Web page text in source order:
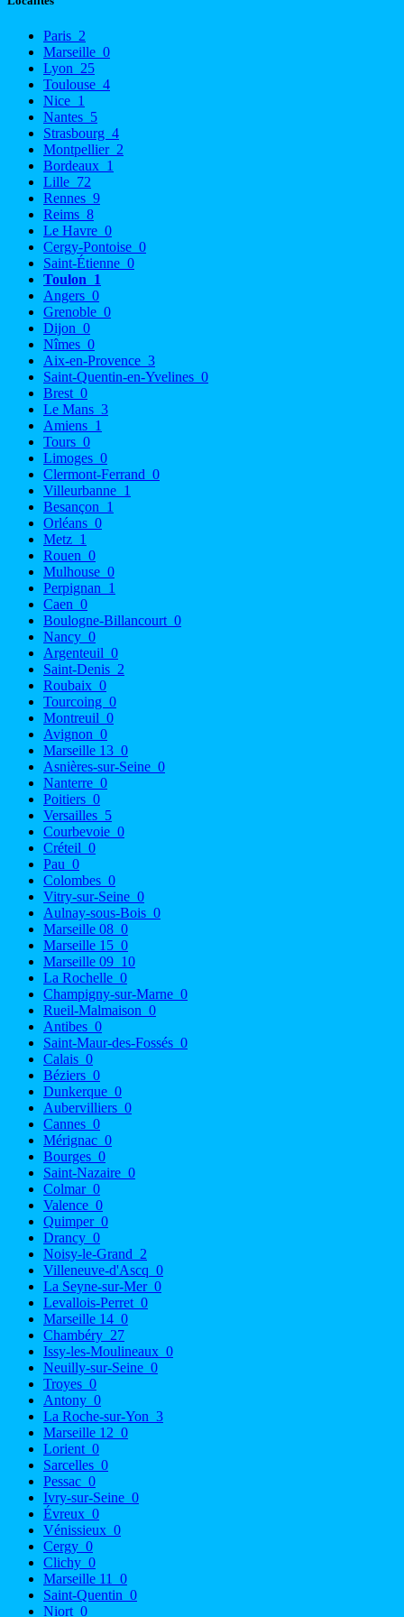
Paris 2
Marseille 0
Lyon 25
Toulouse 4
Nice 1
Nantes 5
Strasbourg 4
Montpellier 2
Bordeaux 1
Lille 72
Rennes 9
Reims 8
Le Havre 0
Cergy-Pontoise 0
Saint-Étienne 0
Toulon 1
Angers 0
Grenoble 0
Dijon 0
Nîmes 0
Aix-en-Provence 3
Saint-Quentin-en-Yvelines 0
Brest 0
Le Mans 3
Amiens 1
Tours 0
Limoges 0
Clermont-Ferrand 0
Villeurbanne 1
Besançon 1
Orléans 0
Metz 1
Rouen 0
Mulhouse 0
Perpignan 1
Caen 0
Boulogne-Billancourt 0
Nancy 0
Argenteuil 0
Saint-Denis 2
Roubaix 0
Tourcoing 0
Montreuil 0
Avignon 0
Marseille 13 0
Asnières-sur-Seine 0
Nanterre 0
Poitiers 0
Versailles 5
Courbevoie 0
Créteil 0
Pau 0
Colombes 0
Vitry-sur-Seine 0
Aulnay-sous-Bois 0
Marseille 08 0
Marseille 15 0
Marseille 09 10
La Rochelle 0
Champigny-sur-Marne 0
Rueil-Malmaison 0
Antibes 0
Saint-Maur-des-Fossés 0
Calais 0
Béziers 0
Dunkerque 0
Aubervilliers 0
Cannes 0
Mérignac 0
Bourges 0
Saint-Nazaire 0
Colmar 0
Valence 0
Quimper 0
Drancy 0
Noisy-le-Grand 2
Villeneuve-d'Ascq 0
La Seyne-sur-Mer 0
Levallois-Perret 0
Marseille 14 0
Chambéry 27
Issy-les-Moulineaux 0
Neuilly-sur-Seine 0
Troyes 0
Antony 0
La Roche-sur-Yon 3
Marseille 12 0
Lorient 0
Sarcelles 0
Pessac 0
Ivry-sur-Seine 0
Évreux 0
Vénissieux 0
Cergy 0
Clichy 0
Marseille 11
0
Saint-Quentin 0
Niort 0